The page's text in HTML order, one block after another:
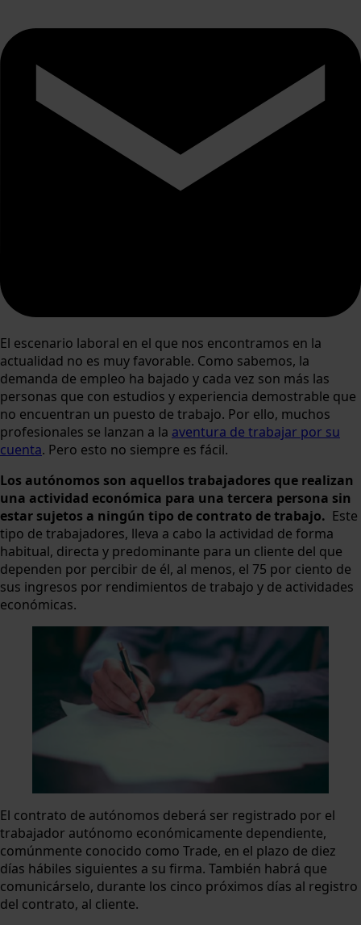
El escenario laboral en el que nos encontramos en la
actualidad no es muy favorable. Como sabemos, la
demanda de empleo ha bajado y cada vez son más las
personas que con estudios y experiencia demostrable que
no encuentran un puesto de trabajo. Por ello, muchos
profesionales se lanzan a la aventura de trabajar por su
cuenta. Pero esto no siempre es fácil.
Los autónomos son aquellos trabajadores que realizan
una actividad económica para una tercera persona sin
estar sujetos a ningún tipo de contrato de trabajo. Este
tipo de trabajadores, lleva a cabo la actividad de forma
habitual, directa y predominante para un cliente del que
dependen por percibir de él, al menos, el 75 por ciento de
sus ingresos por rendimientos de trabajo y de actividades
económicas.
El contrato de autónomos deberá ser registrado por el
trabajador autónomo económicamente dependiente,
comúnmente conocido como Trade, en el plazo de diez
días hábiles siguientes a su firma. También habrá que
comunicárselo, durante los cinco próximos días al registro
del contrato, al cliente.